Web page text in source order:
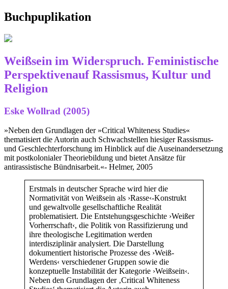
Buchpuplikation
Weißsein im Widerspruch. Feministische
Perspektivenauf Rassismus, Kultur und
Religion
Eske Wollrad (2005)
»Neben den Grundlagen der »Critical Whiteness Studies«
thematisiert die Autorin auch Schwachstellen hiesiger Rassismus-
und Geschlechterforschung im Hinblick auf die Auseinandersetzung
mit postkolonialer Theoriebildung und bietet Ansätze für
antirassistische Bündnisarbeit.«- Helmer, 2005
Erstmals in deutscher Sprache wird hier die
Normativität von Weißsein als ›Rasse‹-Konstrukt
und gewaltvolle gesellschaftliche Realität
problematisiert. Die Entstehungsgeschichte ›Weißer
Vorherrschaft‹, die Politik von Rassifizierung und
ihre theologische Legitimation werden
interdisziplinär analysiert. Die Darstellung
dokumentiert historische Prozesse des ›Weiß-
Werdens‹ verschiedener Gruppen sowie die
konzeptuelle Instabilität der Kategorie ›Weißsein‹.
Neben den Grundlagen der ‚Critical Whiteness